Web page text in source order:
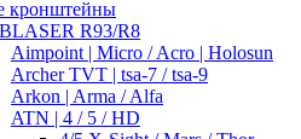
кронштейны
R93/R8
Aimpoint | Micro / Acro | Holosun
Archer TVT | tsa-7 / tsa-9
Arkon | Arma / Alfa
ATN | 4 / 5 / HD